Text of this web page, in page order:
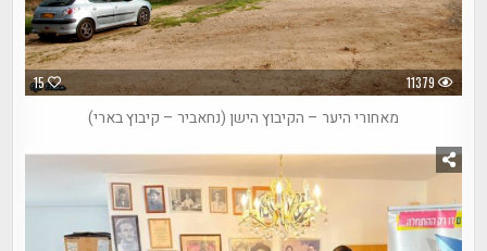
15 11379
מאחורי היער – הקיבוץ הישן (נחאביר – קיבוץ בארי)